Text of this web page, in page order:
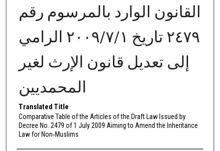
القانون الوارد بالمرسوم رقم
٢٤٧٩ تاريخ ٢٠٠٩/٧/١ الرامي
إلى تعديل قانون الإرث لغير
المحمديين
Translated Title
Comparative Table of the Articles of the Draft Law Issued by
Decree No. 2479 of 1 July 2009 Aiming to Amend the Inheritance
Law for Non‑Muslims